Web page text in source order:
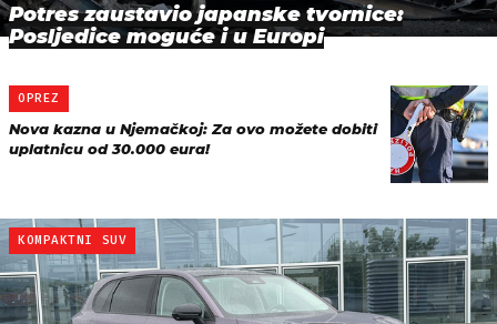
Potres zaustavio japanske tvornice:
Posljedice moguće i u Europi
OPREZ
Nova kazna u Njemačkoj: Za ovo možete dobiti
uplatnicu od 30.000 eura!
KOMPAKTNI SUV